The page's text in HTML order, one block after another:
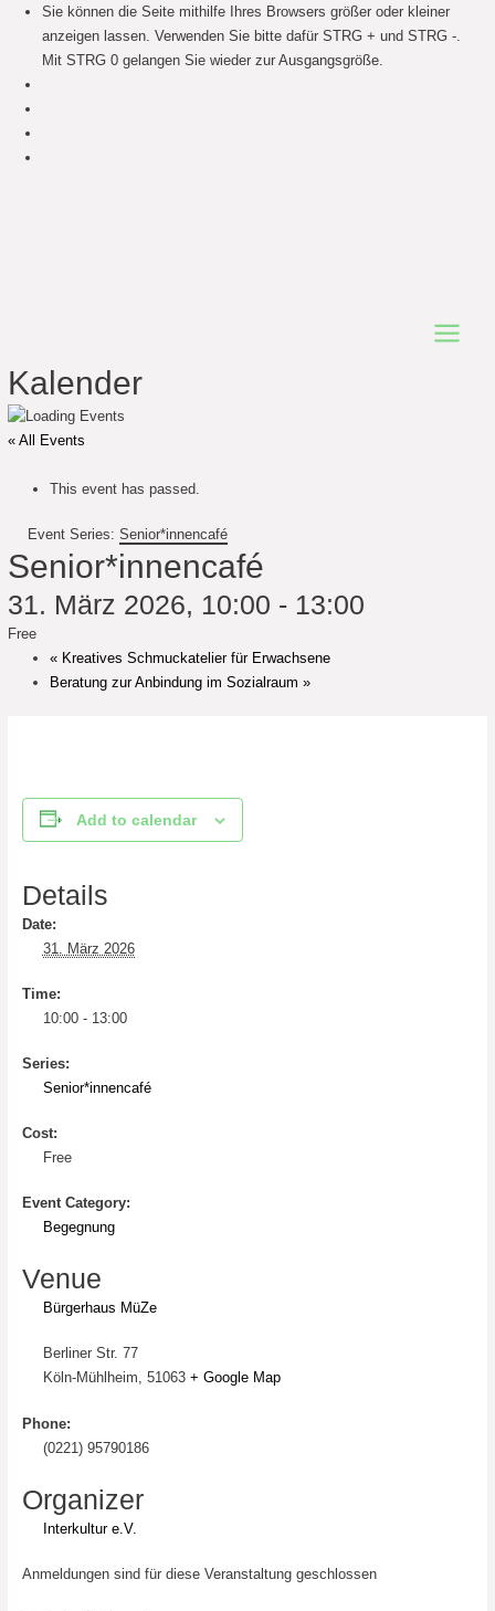
Sie können die Seite mithilfe Ihres Browsers größer oder kleiner
anzeigen lassen. Verwenden Sie bitte dafür STRG + und STRG -.
Mit STRG 0 gelangen Sie wieder zur Ausgangsgröße.
Main
Kalender
« All Events
This event has passed.
Event Series: Senior*innencafé
Senior*innencafé
31. März 2026, 10:00 - 13:00
Free
« Kreatives Schmuckatelier für Erwachsene
Beratung zur Anbindung im Sozialraum»
Add to calendar
Details
Date:
31. März 2026
Time:
10:00 - 13:00
Series:
Senior*innencafé
Cost:
Free
Event Category:
Begegnung
Venue
Bürgerhaus MüZe
Berliner Str. 77
Köln-Mühlheim, 51063 + Google Map
Phone:
(0221) 95790186
Organizer
Interkultur e.V.
Anmeldungen sind für diese Veranstaltung geschlossen